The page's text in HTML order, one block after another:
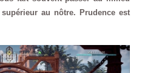
au nôtre. Prudence est